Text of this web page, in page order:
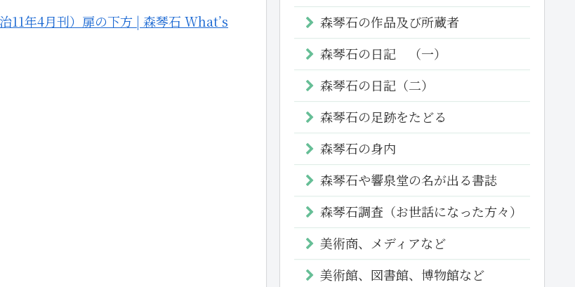
11年4月刊）扉の下方 | 森琴石 What’s
森琴石の作品及び所蔵者
森琴石の日記 （一）
森琴石の日記（二）
森琴石の足跡をたどる
森琴石の身内
森琴石や響泉堂の名が出る書誌
森琴石調査（お世話になった方々）
美術商、メディアなど
美術館、図書館、博物館など